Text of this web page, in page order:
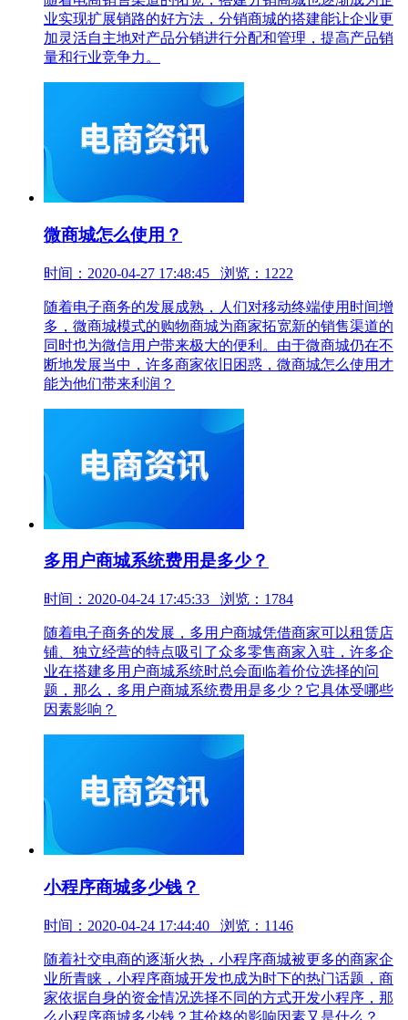
业实现扩展销路的好方法，分销商城的搭建能让企业更
加灵活自主地对产品分销进行分配和管理，提高产品销
量和行业竞争力。
微商城怎么使用？
时间：2020-04-27 17:48:45 浏览：1222
随着电子商务的发展成熟，人们对移动终端使用时间增
多，微商城模式的购物商城为商家拓宽新的销售渠道的
同时也为微信用户带来极大的便利。由于微商城仍在不
断地发展当中，许多商家依旧困惑，微商城怎么使用才
能为他们带来利润？
多用户商城系统费用是多少？
时间：2020-04-24 17:45:33 浏览：1784
随着电子商务的发展，多用户商城凭借商家可以租赁店
铺、独立经营的特点吸引了众多零售商家入驻，许多企
业在搭建多用户商城系统时总会面临着价位选择的问
题，那么，多用户商城系统费用是多少？它具体受哪些
因素影响？
小程序商城多少钱？
时间：2020-04-24 17:44:40 浏览：1146
随着社交电商的逐渐火热，小程序商城被更多的商家企
业所青睐，小程序商城开发也成为时下的热门话题，商
家依据自身的资金情况选择不同的方式开发小程序，那
么小程序商城多少钱？其价格的影响因素又是什么？